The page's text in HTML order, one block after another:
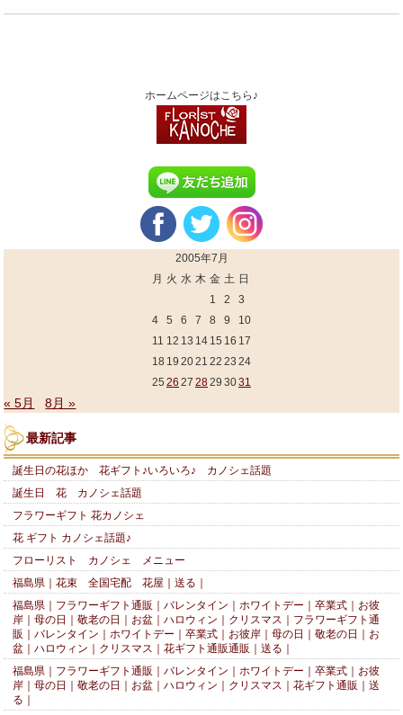
ホームページはこちら♪
2005年7月
月 火 水 木 金 土 日
1
2
3
4
5 6 7 8 9
10
11 12 13 14 15 16 17
18 19 2021 22 23 24
25 26 27 2829 3031
« 5月 8月 »
最新記事
誕生日の花ほか 花ギフト♪いろいろ♪ カノシェ話題
誕生日 花 カノシェ話題
フラワーギフト 花カノシェ
花 ギフト カノシェ話題♪
フローリスト カノシェ メニュー
福島県｜花束 全国宅配 花屋｜送る｜
福島県｜フラワーギフト通販｜バレンタイン｜ホワイトデー｜卒業式｜お彼
岸｜母の日｜敬老の日｜お盆｜ハロウィン｜クリスマス｜フラワーギフト通
販｜バレンタイン｜ホワイトデー｜卒業式｜お彼岸｜母の日｜敬老の日｜お
盆｜ハロウィン｜クリスマス｜花ギフト通販通販｜送る｜
福島県｜フラワーギフト通販｜バレンタイン｜ホワイトデー｜卒業式｜お彼
岸｜母の日｜敬老の日｜お盆｜ハロウィン｜クリスマス｜花ギフト通販｜送
る｜